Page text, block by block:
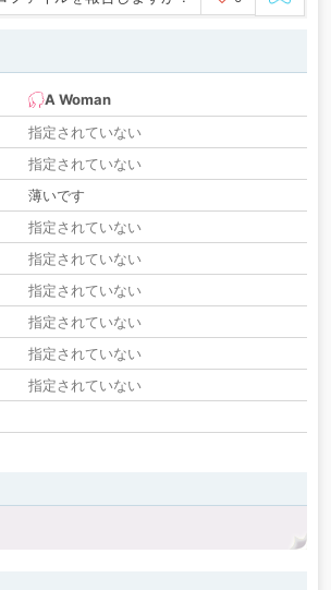
A Woman
指定されていない
指定されていない
薄いです
指定されていない
指定されていない
指定されていない
指定されていない
指定されていない
指定されていない